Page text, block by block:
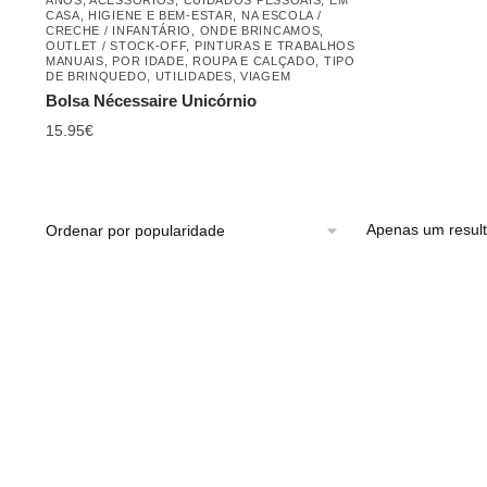
CASA
HIGIENE E BEM-ESTAR
NA ESCOLA /
CRECHE / INFANTÁRIO
ONDE BRINCAMOS
OUTLET / STOCK-OFF, PINTURAS E TRABALHOS
MANUAIS
POR IDADE ROUPA E CALÇADO
TIPO
DE BRINQUEDO
UTILIDADES ,VIAGEM
Bolsa Nécessaire Unicórnio
15.95€
Apenas um